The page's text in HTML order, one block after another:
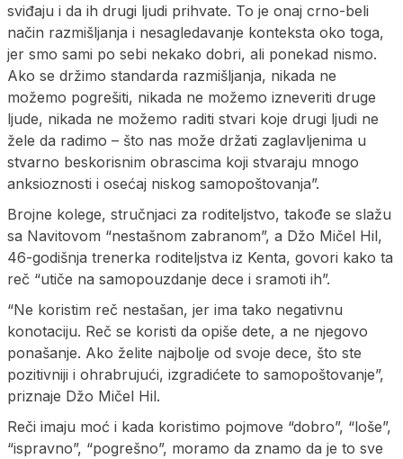
sviđaju i da ih drugi ljudi prihvate. To je onaj crno-beli
način razmišljanja i nesagledavanje konteksta oko toga,
jer smo sami po sebi nekako dobri, ali ponekad nismo.
Ako se držimo standarda razmišljanja, nikada ne
možemo pogrešiti, nikada ne možemo izneveriti druge
ljude, nikada ne možemo raditi stvari koje drugi ljudi ne
žele da radimo – što nas može držati zaglavljenima u
stvarno beskorisnim obrascima koji stvaraju mnogo
anksioznosti i osećaj niskog samopoštovanja”.
Brojne kolege, stručnjaci za roditeljstvo, takođe se slažu
sa Navitovom “nestašnom zabranom”, a Džo Mičel Hil,
46-godišnja trenerka roditeljstva iz Kenta, govori kako ta
reč “utiče na samopouzdanje dece i sramoti ih”.
“Ne koristim reč nestašan, jer ima tako negativnu
konotaciju. Reč se koristi da opiše dete, a ne njegovo
ponašanje. Ako želite najbolje od svoje dece, što ste
pozitivniji i ohrabrujući, izgradićete to samopoštovanje”,
priznaje Džo Mičel Hil.
Reči imaju moć i kada koristimo pojmove “dobro”, “loše”,
“ispravno”, “pogrešno”, moramo da znamo da je to sve